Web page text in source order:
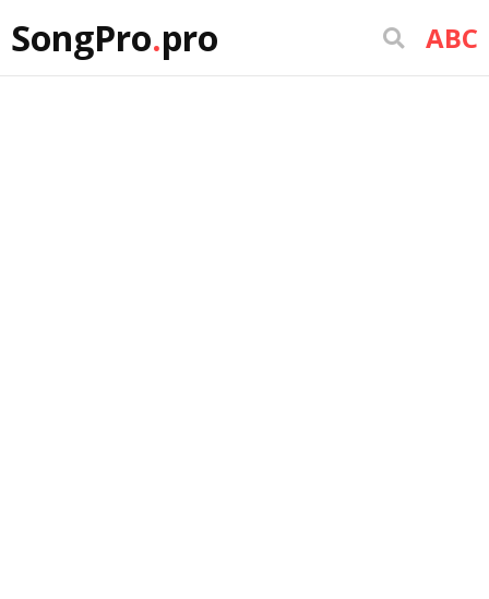
SongPro.pro ABC